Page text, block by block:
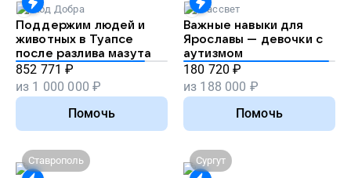
Код Добра
Поддержим людей и
животных в Туапсе
после разлива мазута
852 771 ₽
из 1 000 000 ₽
Помочь
Рассвет
Важные навыки для
Ярославы — девочки с
аутизмом
180 720 ₽
из 188 000 ₽
Помочь
Ставрополь Сургут